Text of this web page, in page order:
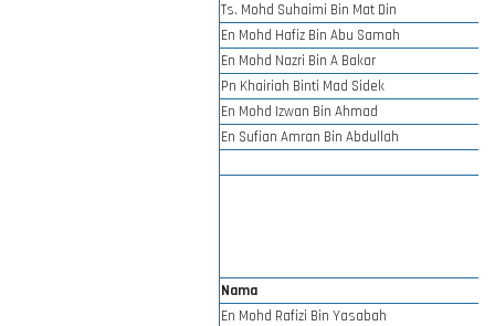
Ts. Mohd Suhaimi Bin Mat Din
En Mohd Hafiz Bin Abu Samah
En Mohd Nazri Bin A Bakar
Pn Khairiah Binti Mad Sidek
En Mohd Izwan Bin Ahmad
En Sufian Amran Bin Abdullah
Nama
En Mohd Rafizi Bin Yasabah